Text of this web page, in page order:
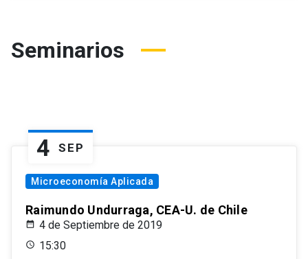
Seminarios
4 SEP
Microeconomía Aplicada
Raimundo Undurraga, CEA-U. de Chile
4 de Septiembre de 2019
15:30